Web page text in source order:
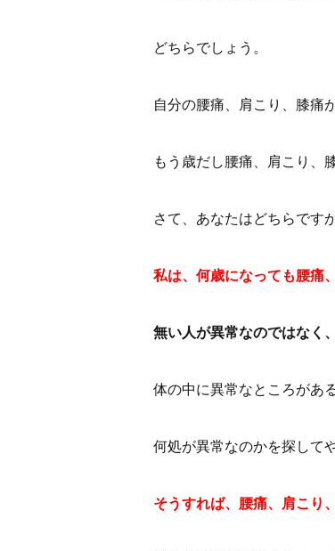
どちらでしょう。
自分の腰痛、肩こり、膝痛
もう歳だし腰痛、肩こり、
さて、あなたはどちらです
私は、何歳になっても腰痛
無い人が異常なのではなく
体の中に異常なところがあ
何処が異常なのかを探して
そうすれば、腰痛、肩こり